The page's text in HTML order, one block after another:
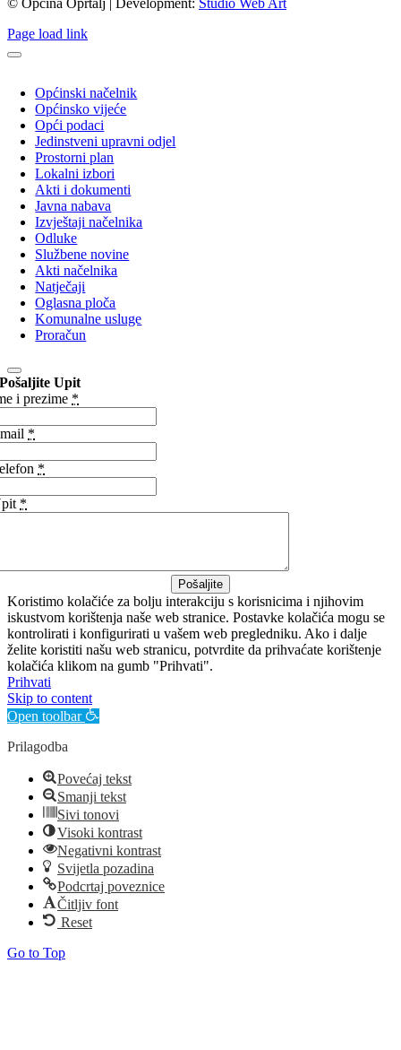
Page load link
Općinski načelnik
Općinsko vijeće
Opći podaci
Jedinstveni upravni odjel
Prostorni plan
Lokalni izbori
Akti i dokumenti
Javna nabava
Izvještaji načelnika
Odluke
Službene novine
Akti načelnika
Natječaji
Oglasna ploča
Komunalne usluge
Proračun
Pošaljite Upit
i prezime *
*
*
*
Pošaljite
Koristimo kolačiće za bolju interakciju s korisnicima i njihovim
iskustvom korištenja naše web stranice. Postavke kolačića mogu se
kontrolirati i konfigurirati u vašem web pregledniku. Ako i dalje
želite koristiti našu web stranicu, potvrdite da prihvaćate korištenje
kolačića klikom na gumb "Prihvati".
Prihvati
Skip to content
Open toolbar
Prilagodba
Povećaj tekst
Smanji tekst
Sivi tonovi
Visoki kontrast
Negativni kontrast
Svijetla pozadina
Podcrtaj poveznice
Čitljiv font
Reset
Go to Top